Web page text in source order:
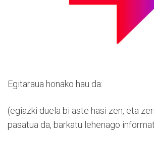
Egitaraua honako hau da:
(egiazki duela bi aste hasi zen, eta
pasatua da, barkatu lehenago